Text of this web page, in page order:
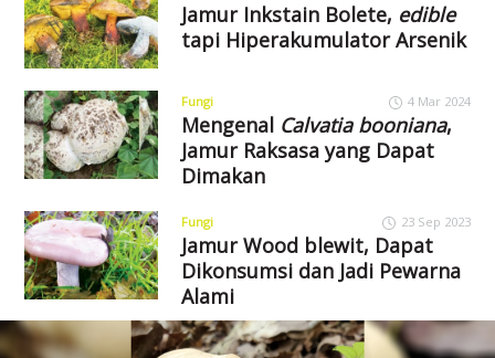
Jamur Inkstain Bolete, edible
tapi Hiperakumulator Arsenik
Fungi 4 Mar 2024
Mengenal Calvatia booniana,
Jamur Raksasa yang Dapat
Dimakan
Fungi 23 Sep 2023
Jamur Wood blewit, Dapat
Dikonsumsi dan Jadi Pewarna
Alami